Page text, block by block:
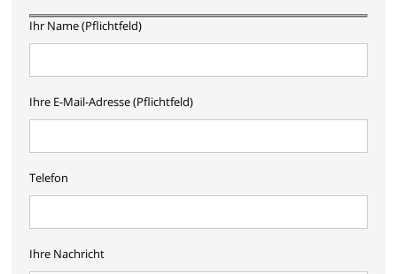
Ihr Name (Pflichtfeld)
Ihre E-Mail-Adresse (Pflichtfeld)
Telefon
Ihre Nachricht